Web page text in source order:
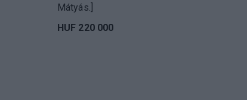
Mátyás.]
HUF 220 000